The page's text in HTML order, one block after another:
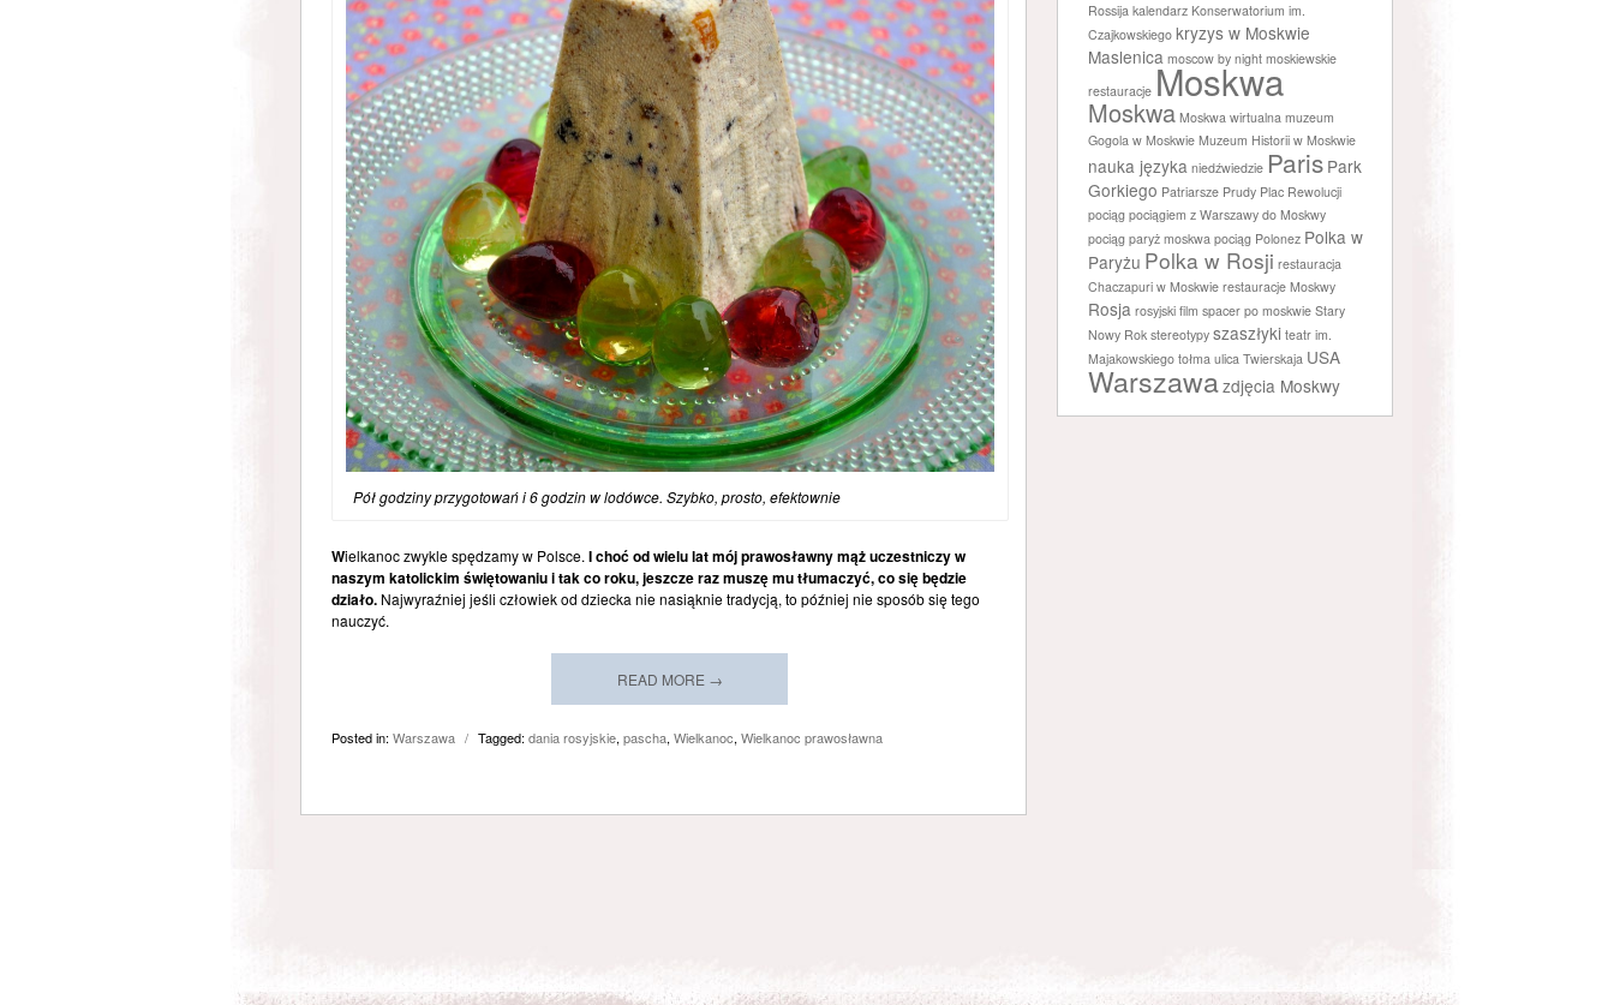
Pół godziny przygotowań i 6 godzin w lodówce. Szybko, prosto, efektownie
Wielkanoc zwykle spędzamy w Polsce. I choć od wielu lat mój prawosławny mąż uczestniczy w
naszym katolickim świętowaniu i tak co roku, jeszcze raz muszę mu tłumaczyć, co się będzie
działo. Najwyraźniej jeśli człowiek od dziecka nie nasiąknie tradycją, to później nie sposób się tego
nauczyć.
READ MORE →
Posted in: Warszawa / Tagged: dania rosyjskie, pascha, Wielkanoc, Wielkanoc prawosławna
Rossija kalendarz Konserwatorium im.
Czajkowskiego kryzys w Moskwie
Maslenica moscow by night moskiewskie
restauracje Moskwa
Moskwa Moskwa wirtualna muzeum
Gogola w Moskwie Muzeum Historii w Moskwie
nauka języka niedźwiedzie Paris Park
Gorkiego Patriarsze Prudy Plac Rewolucji
pociąg pociągiem z Warszawy do Moskwy
pociąg paryż moskwa pociąg Polonez Polka w
Paryżu Polka w Rosji restauracja
Chaczapuri w Moskwie restauracje Moskwy
Rosja rosyjski film spacer po moskwie Stary
Nowy Rok stereotypy szaszłyki teatr im.
Majakowskiego tołma ulica Twierskaja USA
Warszawazdjęcia Moskwy